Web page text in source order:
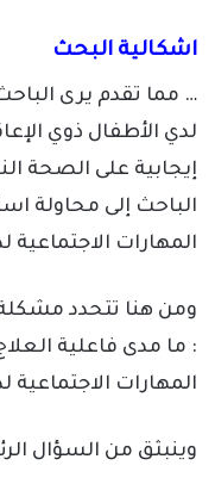
اشكالية البحث
… مما تقدم يرى
لدي الأطفال ذوي
إيجابية على الصحة
الباحث إلى محاولة
المهارات الاجتماعية
ومن هنا تتحدد
: ما مدى فاعلية
المهارات الاجتماعية
وينبثق من السؤال